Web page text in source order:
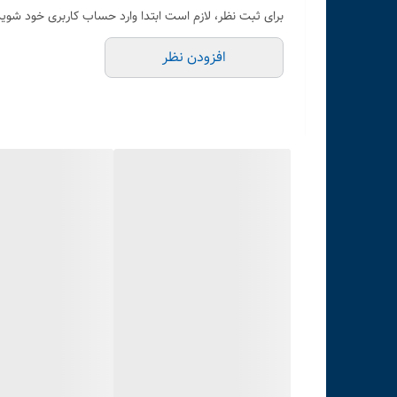
برای ثبت نظر، لازم است ابتدا وارد حساب کاربری خود
افزودن نظر